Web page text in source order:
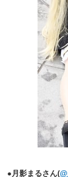
●月影まるさん(@